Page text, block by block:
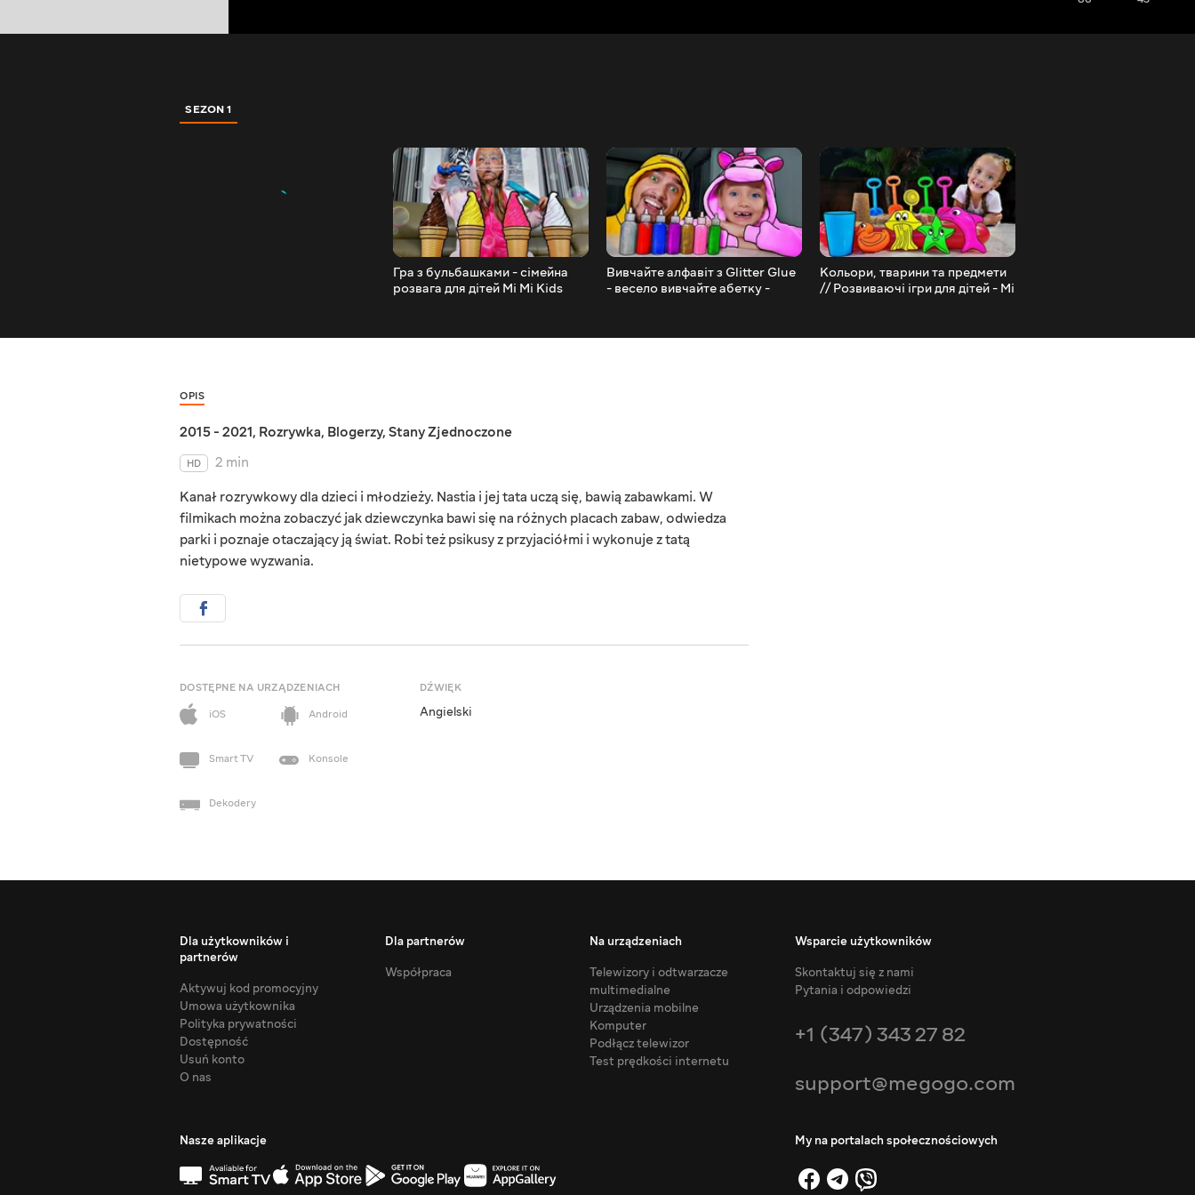
SEZON 1
Гра з бульбашками - сімейна
розвага для дітей Mi Mi Kids
Вивчайте алфавіт з Glitter Glue
- весело вивчайте абетку -
Кольори, тварини та предмети
// Розвиваючі ігри для дітей - Mi
OPIS
2015 - 2021, Rozrywka, Blogerzy, Stany Zjednoczone
HD
2 min
Kanał rozrywkowy dla dzieci i młodzieży. Nastia i jej tata uczą się, bawią zabawkami. W
filmikach można zobaczyć jak dziewczynka bawi się na różnych placach zabaw, odwiedza
parki i poznaje otaczający ją świat. Robi też psikusy z przyjaciółmi i wykonuje z tatą
nietypowe wyzwania.
DOSTĘPNE NA URZĄDZENIACH
iOS
Android
Smart TV Konsole
Dekodery
DŹWIĘK
Angielski
Dla użytkowników i
partnerów
Aktywuj kod promocyjny
Umowa użytkownika
Polityka prywatności
Dostępność
Usuń konto
O nas
Dla partnerów
Współpraca
Na urządzeniach
Telewizory i odtwarzacze
multimedialne
Urządzenia mobilne
Komputer
Podłącz telewizor
Test prędkości internetu
Wsparcie użytkowników
Skontaktuj się z nami
Pytania i odpowiedzi
+1 (347) 343 27 82
support@megogo.com
Nasze aplikacje My na portalach społecznościowych